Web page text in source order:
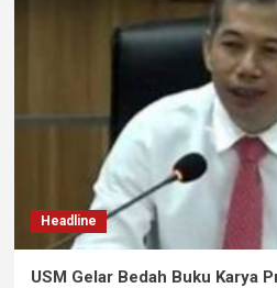
Headline
USM Gelar Bedah Buku Karya